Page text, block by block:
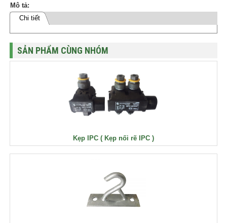
Mô tả:
Chi tiết
SẢN PHẨM CÙNG NHÓM
Kẹp IPC ( Kẹp nối rẽ IPC )